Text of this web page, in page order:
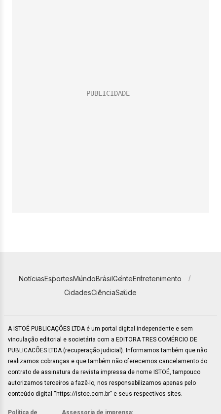
NotíciasEsportesMundoBrasilGenteEntretenimento
CidadesCiênciaSaúde
A ISTOÉ PUBLICAÇÕES LTDA é um portal digital independente e sem
vinculação editorial e societária com a EDITORA TRES COMÉRCIO DE
PUBLICACÕES LTDA (recuperação judicial). Informamos também que não
realizamos cobranças e que também não oferecemos cancelamento do
contrato de assinatura da revista impressa de nome ISTOÉ, tampouco
autorizamos terceiros a fazê-lo, nos responsabilizamos apenas pelo
conteúdo digital “https://istoe.com.br” e seus respectivos sites.
Política de Assessoria de imprensa: